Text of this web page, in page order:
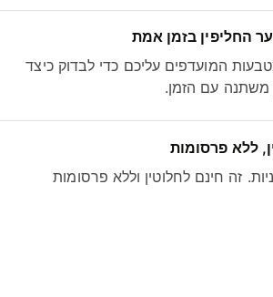
החליפין בזמן אמת
המועדפים עליכם כדי לבדוק כיצד
משתנה עם הזמן.
ללא פרסומות
זה חינם לחלוטין וללא פרסומות